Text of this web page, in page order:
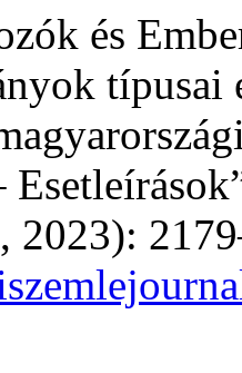
és
típusai
2023):